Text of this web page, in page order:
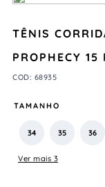
TÊNIS
PROPHECY 15
COD: 68935
TAMANHO
34 35 36
Ver mais 3